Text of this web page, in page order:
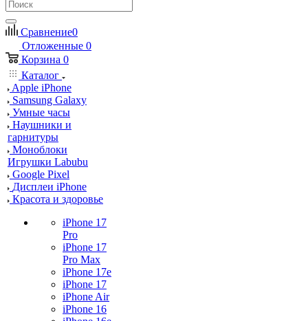
Сравнение0
Отложенные 0
Корзина 0
Каталог
Apple iPhone
Samsung Galaxy
Умные часы
Наушники и
гарнитуры
Моноблоки
Игрушки Labubu
Google Pixel
Дисплеи iPhone
Красота и здоровье
iPhone 17
Pro
iPhone 17
Pro Max
iPhone 17e
iPhone 17
iPhone Air
iPhone 16